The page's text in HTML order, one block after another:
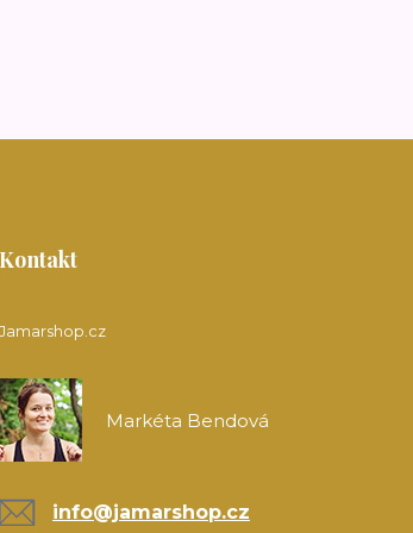
Kontakt
Jamarshop.cz
Markéta Bendová
info@jamarshop.cz